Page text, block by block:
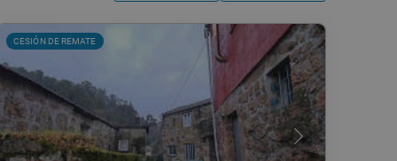
CESIÓN DE REMATE